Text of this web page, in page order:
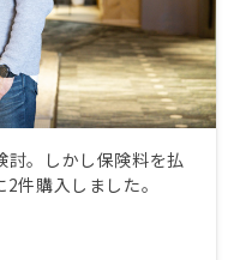
討。しかし保険料を払
件購入しました。